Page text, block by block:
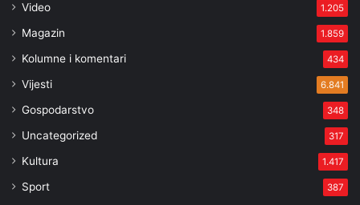
Video 1.205
Magazin 1.859
Kolumne i komentari 434
Vijesti 6.841
Gospodarstvo 348
Uncategorized 317
Kultura 1.417
Sport 387